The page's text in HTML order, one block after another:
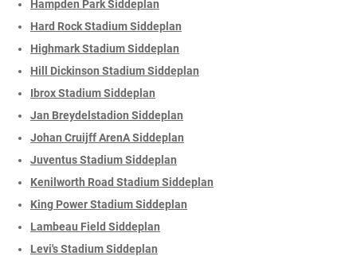
Hampden Park Siddeplan
Hard Rock Stadium Siddeplan
Highmark Stadium Siddeplan
Hill Dickinson Stadium Siddeplan
Ibrox Stadium Siddeplan
Jan Breydelstadion Siddeplan
Johan Cruijff ArenA Siddeplan
Juventus Stadium Siddeplan
Kenilworth Road Stadium Siddeplan
King Power Stadium Siddeplan
Lambeau Field Siddeplan
Levi's Stadium Siddeplan